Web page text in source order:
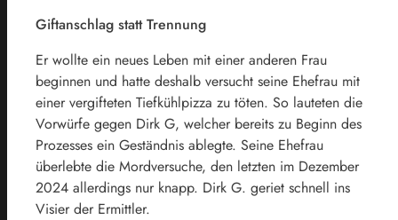
Giftanschlag statt Trennung
Er wollte ein neues Leben mit einer anderen Frau
beginnen und hatte deshalb versucht seine Ehefrau mit
einer vergifteten Tiefkühlpizza zu töten. So lauteten die
Vorwürfe gegen Dirk G, welcher bereits zu Beginn des
Prozesses ein Geständnis ablegte. Seine Ehefrau
überlebte die Mordversuche, den letzten im Dezember
2024 allerdings nur knapp. Dirk G. geriet schnell ins
Visier der Ermittler.